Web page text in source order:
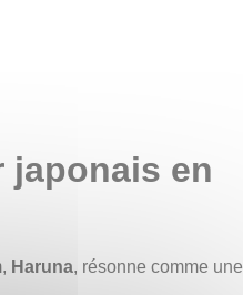
japonais en
Haruna, résonne comme une